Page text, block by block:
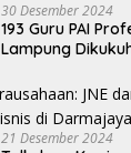
30 Desember 2024
193 Guru PAI
Lampung
21 Desember 2024